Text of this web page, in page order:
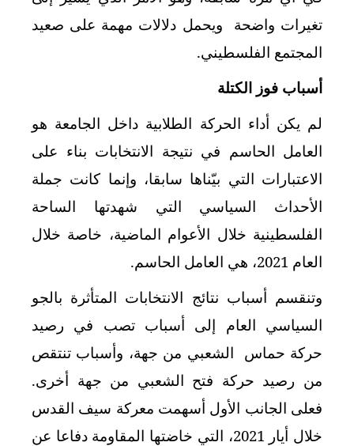
تغيرات واضحة ويحمل دلالات مهمة على صعيد
المجتمع الفلسطيني.
أسباب فوز الكتلة
لم يكن أداء الحركة الطلابية داخل الجامعة هو
العامل الحاسم في نتيجة الانتخابات بناء على
الاعتبارات التي بيّناها سابقا، وإنما كانت جملة
الأحداث السياسي التي شهدتها الساحة
الفلسطينية خلال الأعوام الماضية، خاصة خلال
العام 2021، هي العامل الحاسم.
وتنقسم أسباب نتائج الانتخابات المتأثرة بالجو
السياسي العام إلى أسباب تصب في رصيد
حركة حماس الشعبي من جهة، وأسباب تنتقص
من رصيد حركة فتح الشعبي من جهة أخرى.
فعلى الجانب الأول أسهمت معركة سيف القدس
خلال أيار 2021، التي خاضتها المقاومة دفاعا عن